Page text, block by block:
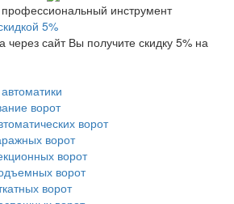
инструмент
5%
через сайт Вы получите скидку 5% на
ворот
ворот
ворот
ворот
ворот
ворот